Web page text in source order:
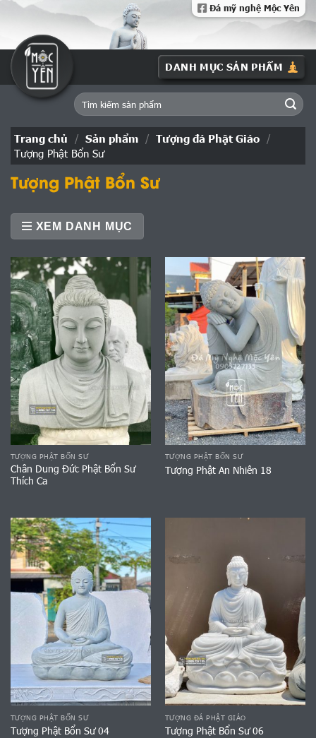
Skip
content
Đá mỹ nghệ Mộc Yên
Tìm
kiếm:
Trang chủ / Sản phẩm / Tượng đá Phật Giáo /
Tượng Phật Bổn Sư
Tượng Phật Bổn Sư
XEM DANH MỤC
TƯỢNG PHẬT BỔN SƯ
Chân Dung Đức Phật Bổn Sư
Thích Ca
TƯỢNG PHẬT BỔN SƯ
Tượng Phật An Nhiên 18
TƯỢNG PHẬT BỔN SƯ
Tượng Phật Bổn Sư 04
TƯỢNG ĐÁ PHẬT GIÁO
Tượng Phật Bổn Sư 06